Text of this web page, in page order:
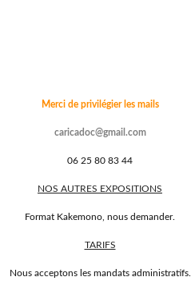
Merci de privilégier les mails
caricadoc@gmail.com
06 25 80 83 44
NOS AUTRES EXPOSITIONS
Format Kakemono, nous demander.
TARIFS
Nous acceptons les mandats administratifs.